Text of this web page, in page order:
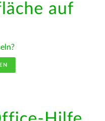
auf